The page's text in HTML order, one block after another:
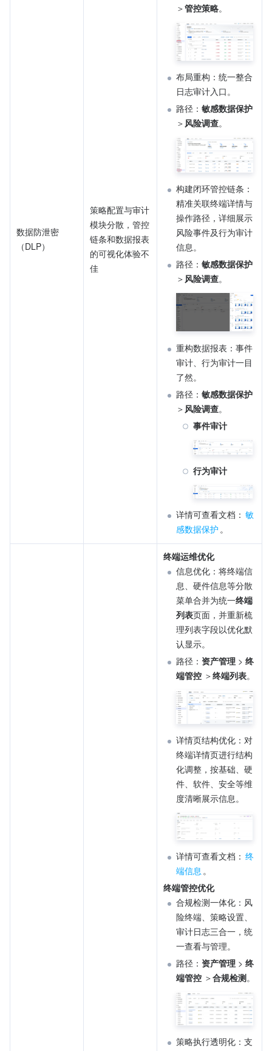
数据防泄密
（DLP）
策略配置与审计
模块分散，管控
链条和数据报表
的可视化体验不
佳
＞管控策略。
布局重构：统一整合
日志审计入口。
路径： 敏感数据保护
＞ 风险调查。
构建闭环管控链条：
精准关联终端详情与
操作路径，详细展示
风险事件及行为审计
信息。
路径： 敏感数据保护
＞ 风险调查。
重构数据报表：事件
审计、行为审计一目
了然。
路径： 敏感数据保护
＞ 风险调查。
事件审计
行为审计
详情可查看文档： 敏
感数据保护 。
终端运维优化
信息优化：将终端信
息、硬件信息等分散
菜单合并为统一终端
列表页面，并重新梳
理列表字段以优化默
认显示。
路径： 资产管理 > 终
端管控 ＞终端列表。
详情页结构优化：对
终端详情页进行结构
化调整，按基础、硬
件、软件、安全等维
度清晰展示信息。
详情可查看文档： 终
端信息 。
终端管控优化
合规检测一体化：风
险终端、策略设置、
审计日志三合一，统
一查看与管理。
路径： 资产管理 > 终
端管控 ＞合规检测。
策略执行透明化：支